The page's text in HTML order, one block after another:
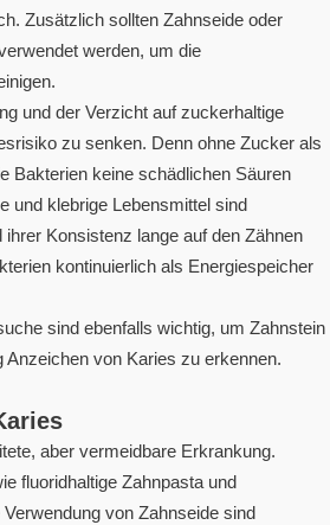
Zusätzlich sollten Zahnseide oder
werden, um die
und der Verzicht auf zuckerhaltige
zu senken. Denn ohne Zucker als
Bakterien keine schädlichen Säuren
und klebrige Lebensmittel sind
Konsistenz lange auf den Zähnen
kontinuierlich als Energiespeicher
sind ebenfalls wichtig, um Zahnstein
Anzeichen von Karies zu erkennen.
aber vermeidbare Erkrankung.
fluoridhaltige Zahnpasta und
von Zahnseide sind